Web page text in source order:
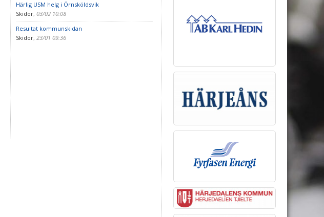
Härlig USM helg i Örnsköldsvik
Skidor, 03/02 10:08
Resultat kommunskidan
Skidor, 23/01 09:36